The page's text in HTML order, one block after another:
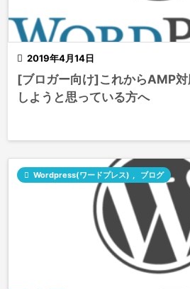
 2019年4月14日
[ブロガー向け]これからAMP
しようと思っている方へ
 Wordpress(ワードプレス) ブログ